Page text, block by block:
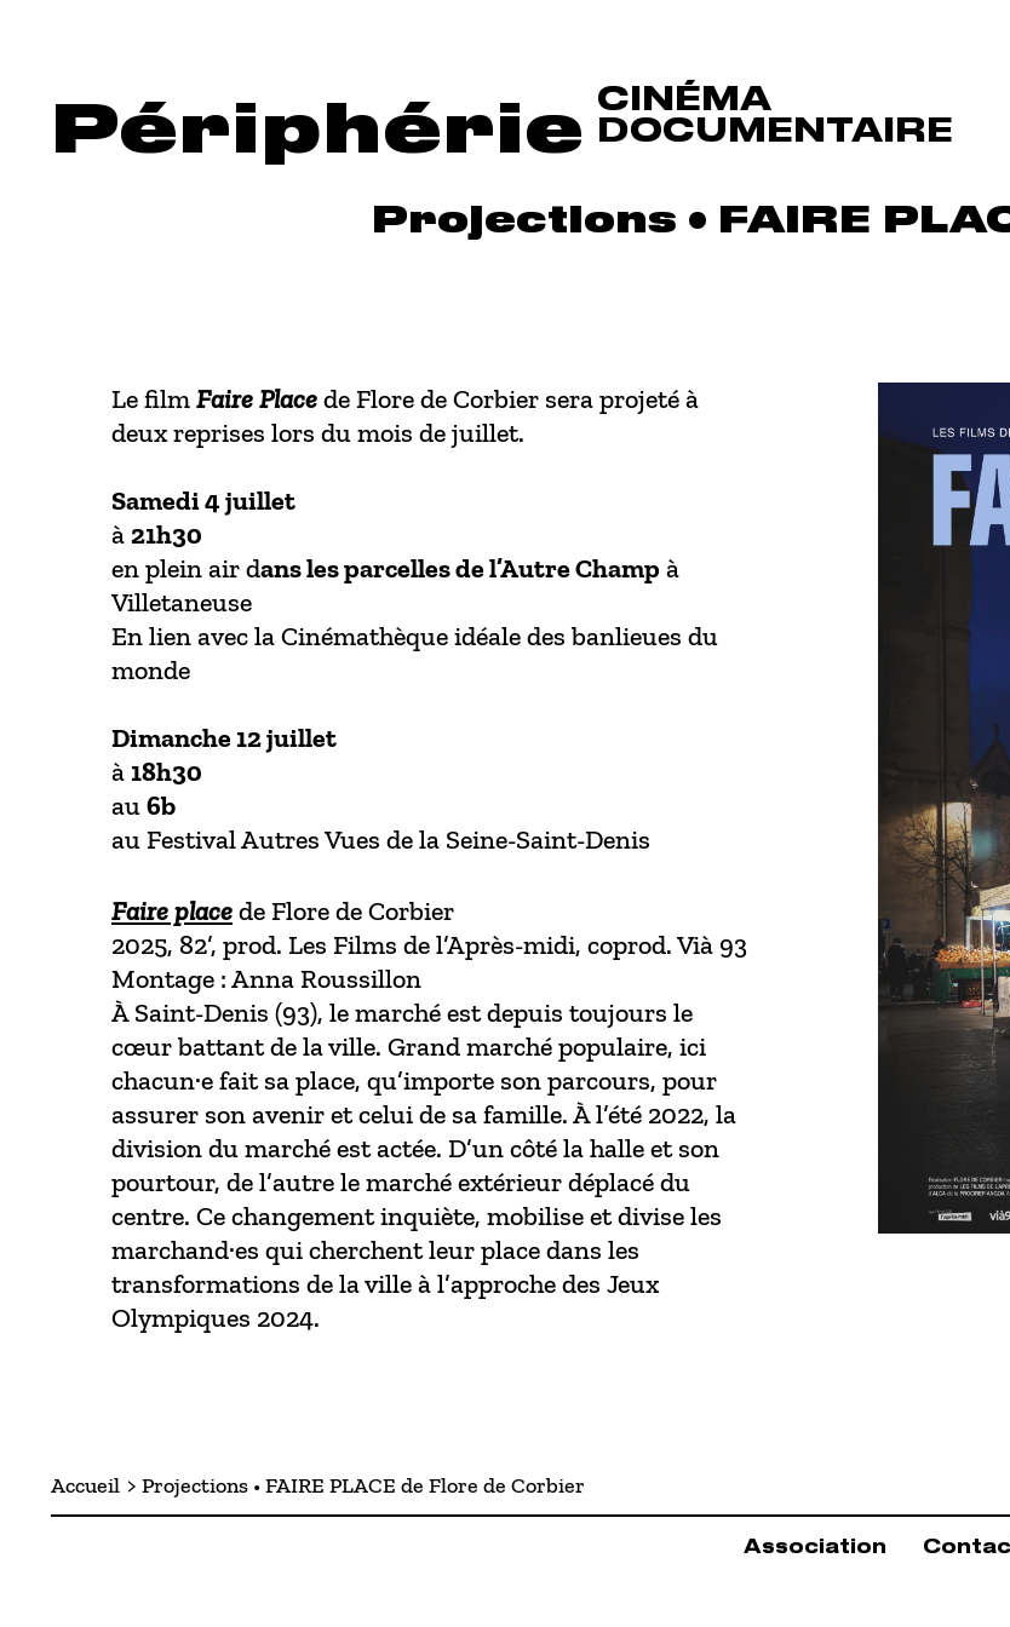
Périphérie CINÉMA
DOCUMENTAIRE
Projections • FAIRE
Le film Faire Place de Flore de Corbier sera projeté à
deux reprises lors du mois de juillet.
Samedi 4 juillet
à 21h30
en plein air dans les parcelles de l’Autre Champ à
Villetaneuse
En lien avec la Cinémathèque idéale des banlieues du
monde
Dimanche 12 juillet
à 18h30
au 6b
au Festival Autres Vues de la Seine-Saint-Denis
Faire place de Flore de Corbier
2025, 82’, prod. Les Films de l’Après-midi, coprod. Vià 93
Montage : Anna Roussillon
À Saint-Denis (93), le marché est depuis toujours le
cœur battant de la ville. Grand marché populaire, ici
chacun·e fait sa place, qu’importe son parcours, pour
assurer son avenir et celui de sa famille. À l’été 2022, la
division du marché est actée. D’un côté la halle et son
pourtour, de l’autre le marché extérieur déplacé du
centre. Ce changement inquiète, mobilise et divise les
marchand·es qui cherchent leur place dans les
transformations de la ville à l’approche des Jeux
Olympiques 2024.
Accueil Projections • FAIRE PLACE de Flore de Corbier
Association